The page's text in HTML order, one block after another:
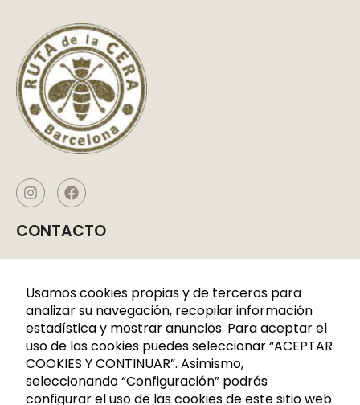
CONTACTO
C/CERDANYA 33-35
08140 Barcelona
+34 936 883 107
621 288 809
info@rutadelacera.es
Usamos cookies propias y de terceros para
analizar su navegación, recopilar información
estadística y mostrar anuncios. Para aceptar el
uso de las cookies puedes seleccionar “ACEPTAR
COOKIES Y CONTINUAR”. Asimismo,
seleccionando “Configuración” podrás
configurar el uso de las cookies de este sitio web